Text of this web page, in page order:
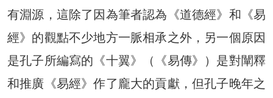
有淵源，這除了因為筆者認為《道德經》和《易
經》的觀點不少地方一脈相承之外，另一個原因
是孔子所編寫的《十翼》（《易傳》）是對闡釋
和推廣《易經》作了龐大的貢獻，但孔子晚年之